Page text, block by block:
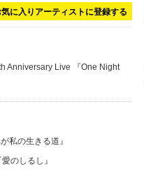
に入りアーティストに登録する
Anniversary Live 『One Night
が私の生きる道』
愛のしるし』